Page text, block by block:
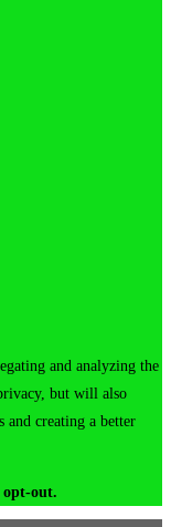
and analyzing the
but will also
creating a better
opt-out.